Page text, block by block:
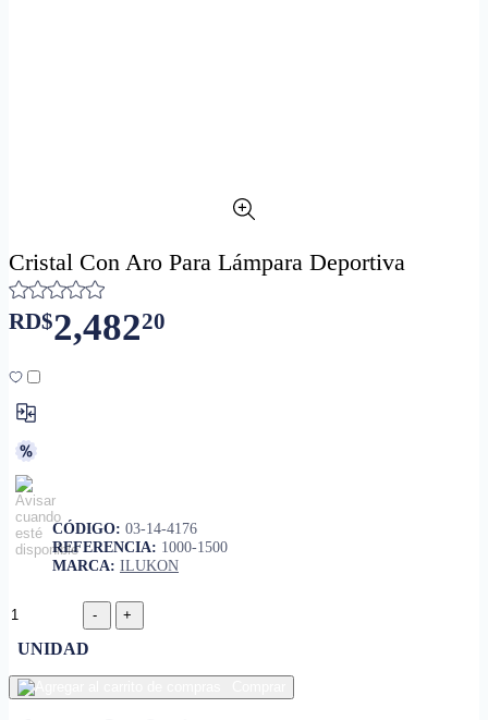
Cristal Con Aro Para Lámpara Deportiva
RD$2,48220
CÓDIGO: 03-14-4176
REFERENCIA: 1000-1500
MARCA: ILUKON
UNIDAD